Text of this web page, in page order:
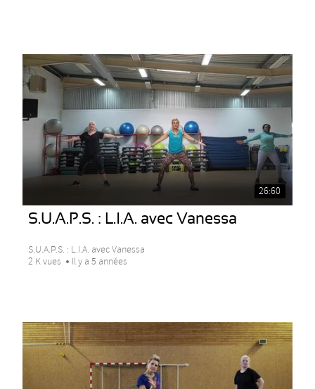
26:60
S.U.A.P.S. : L.I.A. avec Vanessa
S.U.A.P.S. : L.I.A. avec Vanessa
2 K vues
Il y a 5 années